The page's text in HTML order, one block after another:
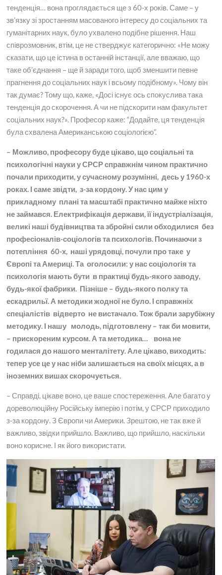
тенденція… вона проглядається ще з 60-х років. Саме – у
зв’язку зі зростанням масованого інтересу до соціальних та
гуманітарних наук, було ухвалено подібне рішення. Наш
співрозмовник, втім, це не стверджує категорично: «Не можу
сказати, що це істина в останній інстанції, але вважаю, що
таке об’єднання – ще й заради того, щоб зменшити певне
прагнення до соціальних наук і всьому подібному». Чому він
так думає? Тому що, каже, «Досі існує ось спокуслива така
тенденція до скорочення. А чи не підскорити нам факультет
соціальних наук?». Професор каже: “Додайте, ця тенденція
була схвалена Американською соціологією”.
– Можливо, професору буде цікаво, що соціальні та
психологічні науки у СРСР справжнім чином практично
почали приходити, у сучасному розумінні, десь у 1960-х
роках. І саме звідти, з-за кордону. У нас цим у
прикладному плані та масштабі практично майже ніхто
не займався. Електрифікація держави, її індустріалізація,
великі наші будівництва та збройні сили обходилися без
професіоналів-соціологів та психологів. Починаючи з
потепління 60-х, наші урядовці, почули про таке у
Європі та Америці. Та оголосили: у нас соціологія та
психологія мають бути в практиці будь-якого заводу,
будь-якої фабрики. Пізніше – будь-якого полку та
ескадрильї. А методики жодної не було. І справжніх
спеціалістів відверто не вистачало. Тож брали зарубіжну
методику. І нашу молодь, підготовлену – так би мовити,
– прискореним курсом. А та методика… вона не
годилася до нашого менталітету. Але цікаво, виходить:
тепер усе це у нас ніби залишається на своїх місцях, а в
іноземних вишах скорочується.
– Справді, цікаве воно, це ваше спостереження. Але багато у
дореволюційну Російську імперію і потім, у СРСР приходило
з-за кордону. З Європи чи Америки. Зрештою, не так вже й
важливо, звідки прийшло. Важливо, що прийшло, наскільки
воно корисне. І як його використати.